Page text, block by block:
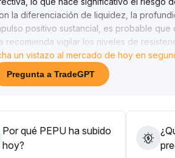
la diferenciación de liquidez, la
positivo sustancial, es probable
recomienda vigilar los niveles de
hasta que no haya una ruptura
estrictamente las posiciones,
un vistazo al mercado de hoy en
Pregunta a TradeGPT
Por qué PEPU ha subido
hoy?